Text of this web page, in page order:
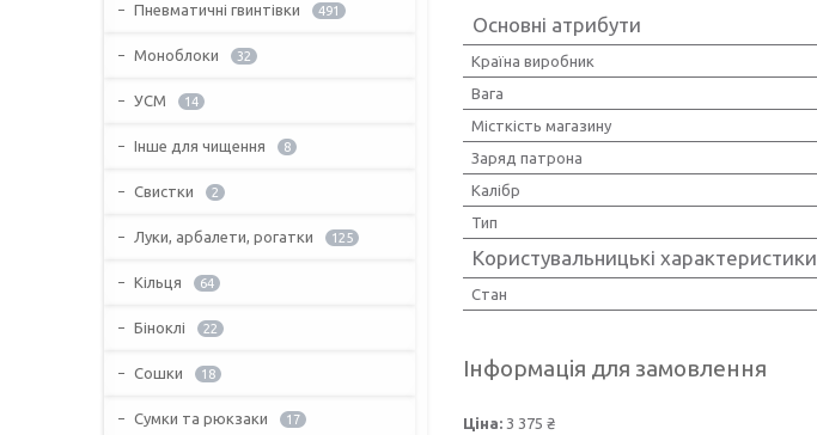
Основні атрибути
Країна виробник
Вага
Місткість магазину
Заряд патрона
Калібр
Тип
Користувальницькі характеристики
Стан
Інформація для замовлення
Ціна: 3 375 ₴
Пневматичні гвинтівки 491
Моноблоки 32
УСМ 14
Інше для чищення 8
Свистки 2
Луки, арбалети, рогатки 125
Кільця 64
Біноклі 22
Сошки 18
Сумки та рюкзаки 17